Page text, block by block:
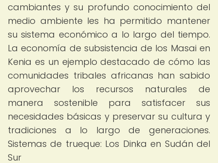
cambiantes y su profundo conocimiento del
medio ambiente les ha permitido mantener
su sistema económico a lo largo del tiempo.
La economía de subsistencia de los Masai en
Kenia es un ejemplo destacado de cómo las
comunidades tribales africanas han sabido
aprovechar los recursos naturales de
manera sostenible para satisfacer sus
necesidades básicas y preservar su cultura y
tradiciones a lo largo de generaciones.
Sistemas de trueque: Los Dinka en Sudán del
Sur